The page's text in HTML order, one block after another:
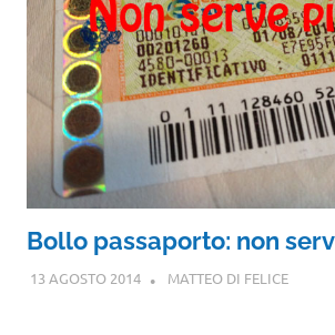
Bollo passaporto: non
13 AGOSTO 2014 MATTEO DI FELICE